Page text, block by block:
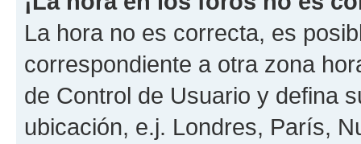
La hora no es correcta, es
correspondiente a otra zona
de Control de Usuario y defina
ubicación, e.j. Londres, París,